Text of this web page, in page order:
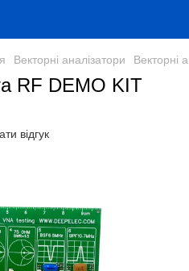
Векторні аналізатори Векторні
RF DEMO KIT
відгук